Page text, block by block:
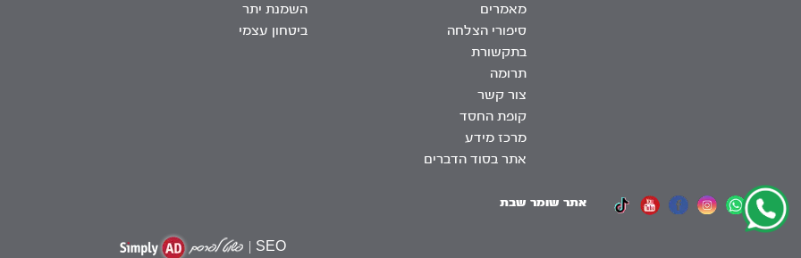
מאמרים
סיפורי הצלחה
בתקשורת
תרומה
צור קשר
קופת החסד
מרכז מידע
אתר בסוד הדברים
השמנת יתר
ביטחון עצמי
אתר שומר שבת
SEO